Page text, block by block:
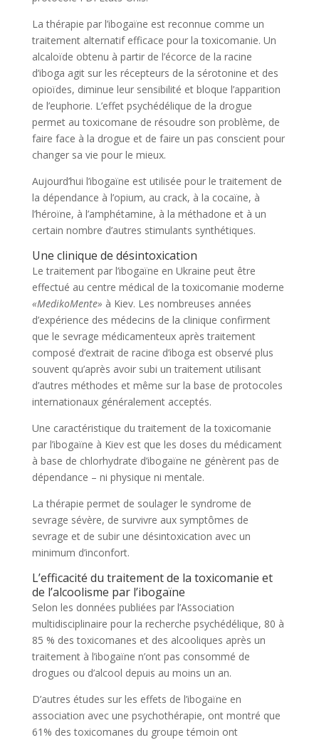
La thérapie par l’ibogaïne est reconnue comme un
traitement alternatif efficace pour la toxicomanie. Un
alcaloïde obtenu à partir de l’écorce de la racine
d’iboga agit sur les récepteurs de la sérotonine et des
opioïdes, diminue leur sensibilité et bloque l’apparition
de l’euphorie. L’effet psychédélique de la drogue
permet au toxicomane de résoudre son problème, de
faire face à la drogue et de faire un pas conscient pour
changer sa vie pour le mieux.
Aujourd’hui l’ibogaïne est utilisée pour le traitement de
la dépendance à l’opium, au crack, à la cocaïne, à
l’héroïne, à l’amphétamine, à la méthadone et à un
certain nombre d’autres stimulants synthétiques.
Une clinique de désintoxication
Le traitement par l’ibogaïne en Ukraine peut être
effectué au centre médical de la toxicomanie moderne
«MedikoMente» à Kiev. Les nombreuses années
d’expérience des médecins de la clinique confirment
que le sevrage médicamenteux après traitement
composé d’extrait de racine d’iboga est observé plus
souvent qu’après avoir subi un traitement utilisant
d’autres méthodes et même sur la base de protocoles
internationaux généralement acceptés.
Une caractéristique du traitement de la toxicomanie
par l’ibogaïne à Kiev est que les doses du médicament
à base de chlorhydrate d’ibogaïne ne génèrent pas de
dépendance – ni physique ni mentale.
La thérapie permet de soulager le syndrome de
sevrage sévère, de survivre aux symptômes de
sevrage et de subir une désintoxication avec un
minimum d’inconfort.
L’efficacité du traitement de la toxicomanie et
de l’alcoolisme par l’ibogaïne
Selon les données publiées par l’Association
multidisciplinaire pour la recherche psychédélique, 80 à
85 % des toxicomanes et des alcooliques après un
traitement à l’ibogaïne n’ont pas consommé de
drogues ou d’alcool depuis au moins un an.
D’autres études sur les effets de l’ibogaïne en
association avec une psychothérapie, ont montré que
61% des toxicomanes du groupe témoin ont